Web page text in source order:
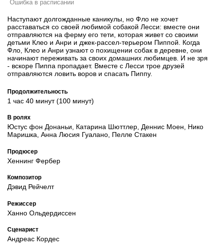
Ошибка в расписании
Наступают долгожданные каникулы, но Фло не хочет
расставаться со своей любимой собакой Лесси: вместе они
отправляются на ферму его тети, которая живет со своими
детьми Клео и Анри и джек-рассел-терьером Пиппой. Когда
Фло, Клео и Анри узнают о похищении собак в деревне, они
начинают переживать за своих домашних любимцев. И не зря
- вскоре Пиппа пропадает. Вместе с Лесси трое друзей
отправляются ловить воров и спасать Пиппу.
Продолжительность
1 час 40 минут (100 минут)
В ролях
Юстус фон Донаньи, Катарина Шюттлер, Деннис Моен, Нико
Маришка, Анна Люсия Гуалано, Пелле Стакен
Продюсер
Хеннинг Фербер
Композитор
Дэвид Рейчелт
Режиссер
Ханно Ольдердиссен
Сценарист
Андреас Кордес